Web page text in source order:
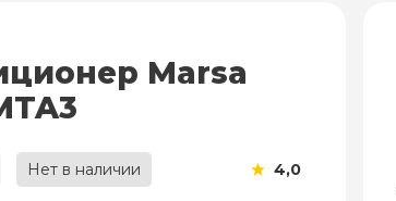
Marsa
Нет в наличии 4,0